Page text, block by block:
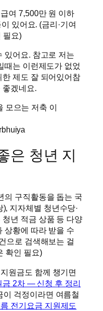
여 7,500만 원 이하
있어요. (금리·기여
필요)
있어요. 참고로 저는
때는 이런제도가 없었
제도 잘 되어있어참
좋겠네요.
은 청년 지
의 구직활동을 돕는 국
지자체별 청년수당·
년 적금 상품 등 다양
상황에 따라 받을 수
으로 검색해보는 걸
확인 필요)
원금도 함께 챙기면
금 2차 — 신청 후 정리
이 걱정이라면 여름철
전기요금 지원제도